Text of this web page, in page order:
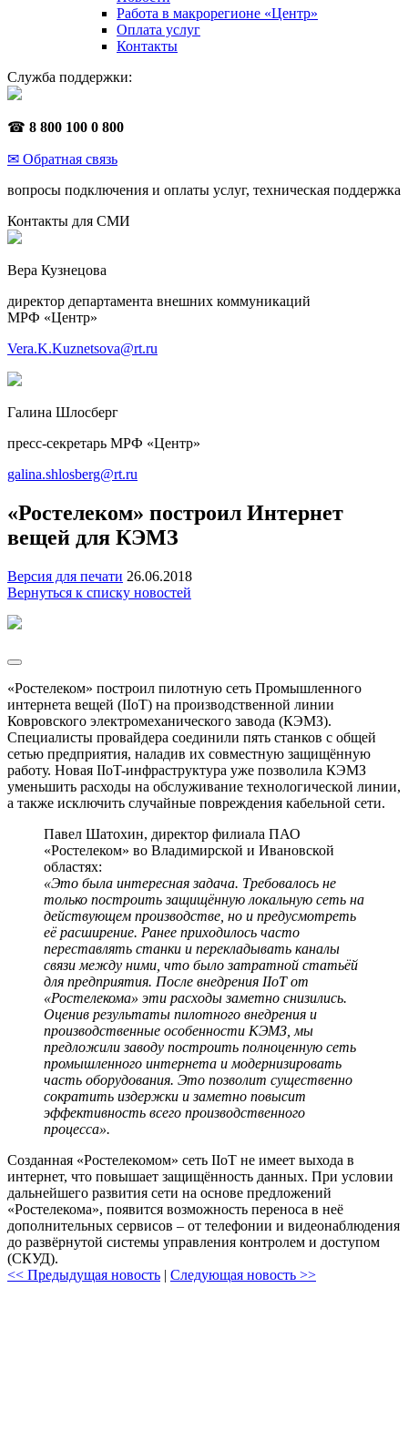
Работа в макрорегионе «Центр»
Оплата услуг
Контакты
Служба поддержки:
☎ 8 800 100 0 800
✉ Обратная связь
вопросы подключения и оплаты услуг, техническая поддержка
Контакты для СМИ
Вера Кузнецова
директор департамента внешних коммуникаций
МРФ «Центр»
Vera.K.Kuznetsova@rt.ru
Галина Шлосберг
пресс-секретарь МРФ «Центр»
galina.shlosberg@rt.ru
«Ростелеком» построил Интернет
вещей для КЭМЗ
Версия для печати 26.06.2018
Вернуться к списку новостей
«Ростелеком» построил пилотную сеть Промышленного
интернета вещей (IIoT) на производственной линии
Ковровского электромеханического завода (КЭМЗ).
Специалисты провайдера соединили пять станков с общей
сетью предприятия, наладив их совместную защищённую
работу. Новая IIoT-инфраструктура уже позволила КЭМЗ
уменьшить расходы на обслуживание технологической линии,
а также исключить случайные повреждения кабельной сети.
Павел Шатохин, директор филиала ПАО
«Ростелеком» во Владимирской и Ивановской
областях:
«Это была интересная задача. Требовалось не
только построить защищённую локальную сеть на
действующем производстве, но и предусмотреть
её расширение. Ранее приходилось часто
переставлять станки и перекладывать каналы
связи между ними, что было затратной статьёй
для предприятия. После внедрения IIoT от
«Ростелекома» эти расходы заметно снизились.
Оценив результаты пилотного внедрения и
производственные особенности КЭМЗ, мы
предложили заводу построить полноценную сеть
промышленного интернета и модернизировать
часть оборудования. Это позволит существенно
сократить издержки и заметно повысит
эффективность всего производственного
процесса».
Созданная «Ростелекомом» сеть IIoT не имеет выхода в
интернет, что повышает защищённость данных. При условии
дальнейшего развития сети на основе предложений
«Ростелекома», появится возможность переноса в неё
дополнительных сервисов – от телефонии и видеонаблюдения
до развёрнутой системы управления контролем и доступом
(СКУД).
<< Предыдущая новость | Следующая новость >>